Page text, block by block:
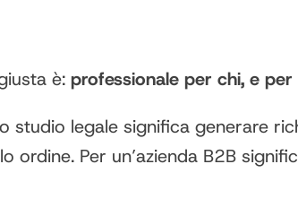
è: professionale per chi, e
legale significa generare
Per un’azienda B2B